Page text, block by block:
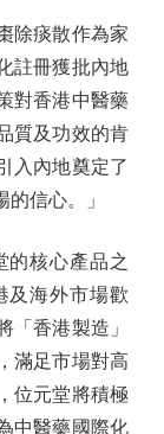
痰散作為家
註冊獲批內地
對香港中醫藥
質及功效的肯
入內地奠定了
信心。」
核心產品之
及海外市場歡
「香港製造」
滿足市場對高
位元堂將積極
中醫藥國際化